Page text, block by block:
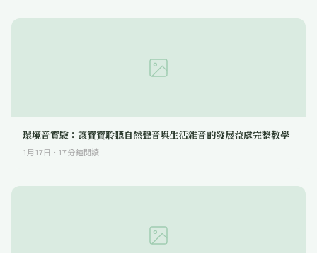
環境音實驗：讓寶寶聆聽自然聲音與生活雜音的發展益處完整教學
1月17日 · 17分鐘閱讀